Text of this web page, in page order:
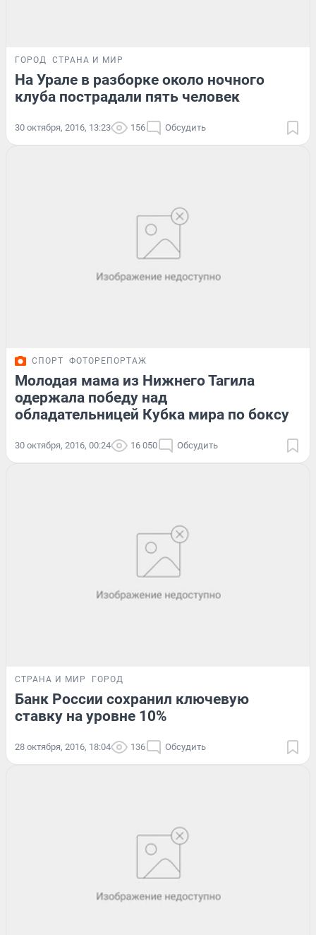
ГОРОД СТРАНА И МИР
На Урале в разборке около ночного
клуба пострадали пять человек
30 октября, 2016, 13:23 156 Обсудить
СПОРТ ФОТОРЕПОРТАЖ
Молодая мама из Нижнего Тагила
одержала победу над
обладательницей Кубка мира по боксу
30 октября, 2016, 00:24 16 050 Обсудить
СТРАНА И МИР ГОРОД
Банк России сохранил ключевую
ставку на уровне 10%
28 октября, 2016, 18:04 136 Обсудить